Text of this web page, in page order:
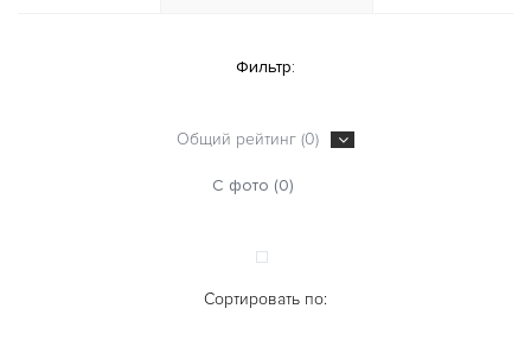
Фильтр:
Общий рейтинг (0)
С фото (0)
Сортировать по: